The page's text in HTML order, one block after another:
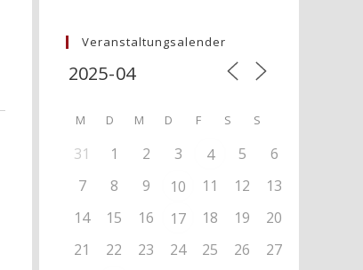
Veranstaltungsalender
M D M D F S S
31 1 2 3 4 5
6
7
8 9 10 11 12
13
14
15 16 17 18 19
20
21
22 23 24 25 26
27